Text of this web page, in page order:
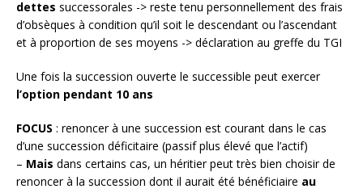
dettes successorales -> reste tenu personnellement des frais
d’obsèques à condition qu’il soit le descendant ou l’ascendant
et à proportion de ses moyens -> déclaration au greffe du TGI
Une fois la succession ouverte le successible peut exercer
l’option pendant 10 ans
FOCUS : renoncer à une succession est courant dans le cas
d’une succession déficitaire (passif plus élevé que l’actif)
– Mais dans certains cas, un héritier peut très bien choisir de
renoncer à la succession dont il aurait été bénéficiaire au